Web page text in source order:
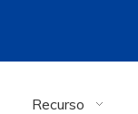
Recurso